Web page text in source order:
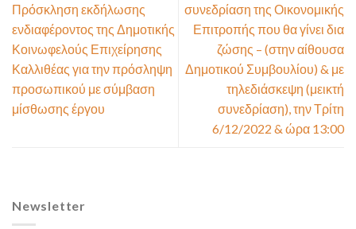
Πρόσκληση εκδήλωσης
ενδιαφέροντος της Δημοτικής
Κοινωφελούς Επιχείρησης
Καλλιθέας για την πρόσληψη
προσωπικού με σύμβαση
μίσθωσης έργου
συνεδρίαση της Οικονομικής
Επιτροπής που θα γίνει δια
ζώσης – (στην αίθουσα
Δημοτικού Συμβουλίου) & με
τηλεδιάσκεψη (μεικτή
συνεδρίαση), την Τρίτη
6/12/2022 & ώρα 13:00
Newsletter